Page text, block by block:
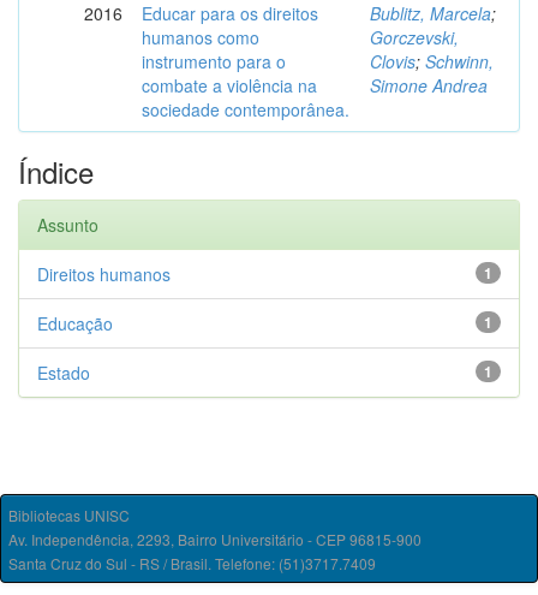
2016
Educar para os direitos
humanos como
instrumento para o
combate a violência na
sociedade contemporânea.
Bublitz, Marcela;
Gorczevski,
Clovis; Schwinn,
Simone Andrea
Índice
Assunto
1
Direitos humanos
1
Educação
1
Estado
Bibliotecas UNISC
Av. Independência, 2293, Bairro Universitário - CEP 96815-900
Santa Cruz do Sul - RS / Brasil. Telefone: (51)3717.7409